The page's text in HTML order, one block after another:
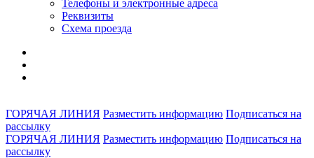
Телефоны и электронные адреса
Реквизиты
Схема проезда
ГОРЯЧАЯ ЛИНИЯ Разместить информацию Подписаться на
рассылку
ГОРЯЧАЯ ЛИНИЯ Разместить информацию Подписаться на
рассылку